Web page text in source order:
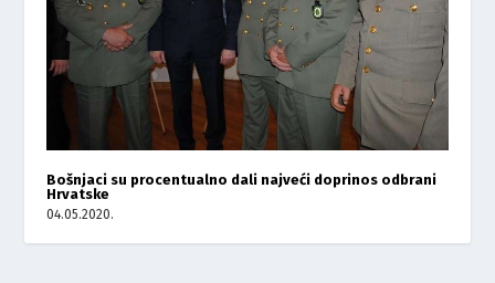
Bošnjaci su procentualno dali najveći doprinos odbrani
Hrvatske
04.05.2020.